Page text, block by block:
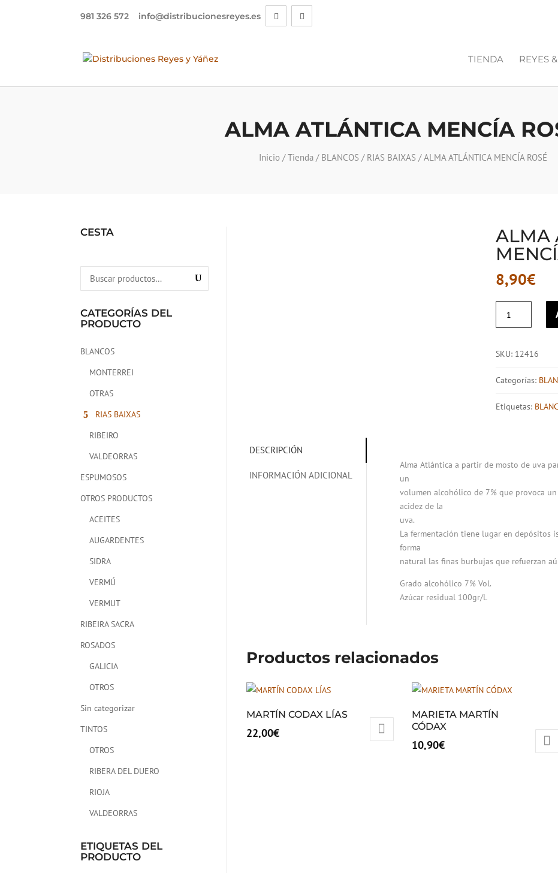
981 326 572 info@distribucionesreyes.es
TIENDA REYES
ALMA ATLÁNTICA MENCÍA
Inicio/Tienda/ BLANCOS / RIAS BAIXAS / ALMA ATLÁNTICA MENCÍA ROSÉ
CESTA
CATEGORÍAS DEL
PRODUCTO
BLANCOS
MONTERREI
OTRAS
RIAS BAIXAS
RIBEIRO
VALDEORRAS
ESPUMOSOS
OTROS PRODUCTOS
ACEITES
AUGARDENTES
SIDRA
VERMÚ
VERMUT
RIBEIRA SACRA
ROSADOS
GALICIA
OTROS
Sin categorizar
TINTOS
OTROS
RIBERA DEL DUERO
RIOJA
VALDEORRAS
ETIQUETAS DEL
PRODUCTO
ALMA
8,90€
ATLÁNTICA
ROSÉ
SKU: 12416
Categorías:
Etiquetas:
DESCRIPCIÓN
INFORMACIÓN ADICIONAL
Alma Atlántica a partir de mosto de uva
un
volumen alcohólico de 7% que provoca
acidez de la
uva.
La fermentación tiene lugar en depósitos
forma
natural las finas burbujas que refuerzan
Grado alcohólico 7% Vol.
Azúcar residual 100gr/L
Productos relacionados
MARTÍN CODAX LÍAS
22,00€
MARIETA MARTÍN
CÓDAX
10,90€